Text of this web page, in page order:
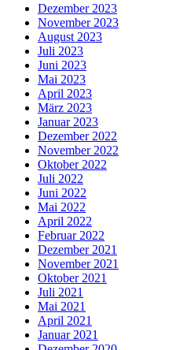
Dezember 2023
November 2023
August 2023
Juli 2023
Juni 2023
Mai 2023
April 2023
März 2023
Januar 2023
Dezember 2022
November 2022
Oktober 2022
Juli 2022
Juni 2022
Mai 2022
April 2022
Februar 2022
Dezember 2021
November 2021
Oktober 2021
Juli 2021
Mai 2021
April 2021
Januar 2021